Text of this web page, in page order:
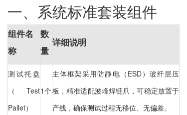
一、系统标准套装组件
组件名
称
数
量
详细说明
测试托盘
（Test
Pallet）
1个
主体框架采用防静电（ESD）玻纤层压
板，精准适配波峰焊链爪，可稳定放置于
产线，确保测试过程无移位、无偏差。